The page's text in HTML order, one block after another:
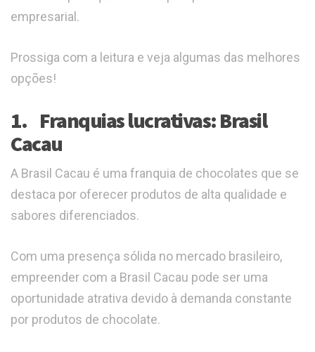
empresarial.
Prossiga com a leitura e veja algumas das melhores
opções!
1. Franquias lucrativas: Brasil
Cacau
A Brasil Cacau é uma franquia de chocolates que se
destaca por oferecer produtos de alta qualidade e
sabores diferenciados.
Com uma presença sólida no mercado brasileiro,
empreender com a Brasil Cacau pode ser uma
oportunidade atrativa devido à demanda constante
por produtos de chocolate.